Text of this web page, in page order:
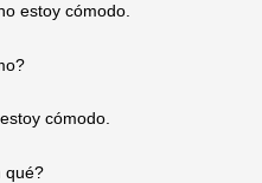
estoy cómodo.
cómodo.
qué?